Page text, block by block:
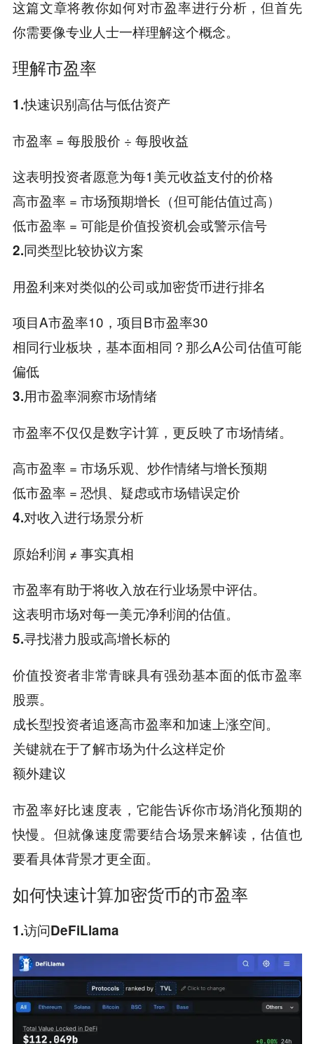
这篇文章将教你如何对市盈率进行分析，但首先
你需要像专业人士一样理解这个概念。
理解市盈率
1.快速识别高估与低估资产
市盈率 = 每股股价 ÷ 每股收益
这表明投资者愿意为每1美元收益支付的价格
高市盈率 = 市场预期增长（但可能估值过高）
低市盈率 = 可能是价值投资机会或警示信号
2.同类型比较协议方案
用盈利来对类似的公司或加密货币进行排名
项目A市盈率10，项目B市盈率30
相同行业板块，基本面相同？那么A公司估值可能
偏低
3.​​用市盈率洞察市场情绪​​
市盈率不仅仅是数字计算，更反映了市场情绪。
高市盈率 = 市场乐观、炒作情绪与增长预期
低市盈率 = 恐惧、疑虑或市场错误定价
4.对收入进行场景分析
原始利润 ≠ 事实真相
市盈率有助于将收入放在行业场景中评估。
这表明市场对每一美元净利润的估值。
5.寻找潜力股或高增长标的
价值投资者非常青睐具有强劲基本面的低市盈率
股票。
成长型投资者追逐高市盈率和加速上涨空间。
关键就在于了解市场为什么这样定价
额外建议
市盈率好比速度表，它能告诉你市场消化预期的
快慢。但就像速度需要结合场景来解读，估值也
要看具体背景才更全面。
如何快速计算加密货币的市盈率
1.访问DeFiLlama